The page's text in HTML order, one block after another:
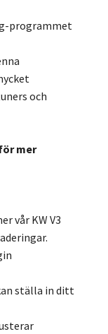
programmet
och
mer
vår KW V3
ställa in ditt